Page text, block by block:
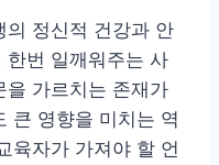
의 정신적 건강과 안
한번 일깨워주는 사
을 가르치는 존재가
큰 영향을 미치는 역
육자가 가져야 할 언